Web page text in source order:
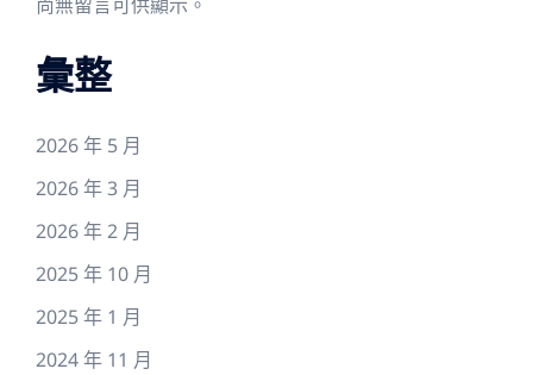
彙整
2026 年 5 月
2026 年 3 月
2026 年 2 月
2025 年 10 月
2025 年 1 月
2024 年 11 月